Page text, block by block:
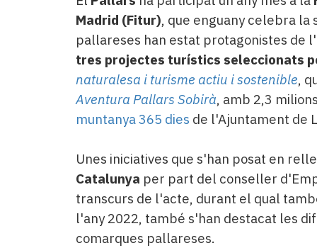
Madrid (Fitur), que enguany celebra la
pallareses han estat protagonistes de
tres projectes turístics seleccionats
naturalesa i turisme actiu i sostenible,
Aventura Pallars Sobirà, amb 2,3
muntanya 365 dies de l'Ajuntament de
Unes iniciatives que s'han posat en
Catalunya per part del conseller
transcurs de l'acte, durant el qual
l'any 2022, també s'han destacat les
comarques pallareses.